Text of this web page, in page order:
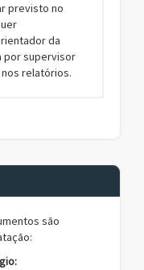
previsto no
da
por supervisor
relatórios.
são